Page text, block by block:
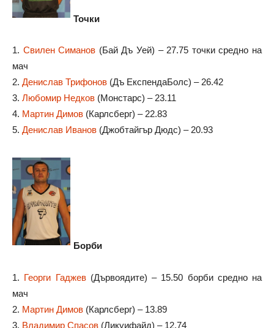
Точки
1. Свилен Симанов (Бай Дъ Уей) – 27.75 точки средно на
мач
2. Денислав Трифонов (Дъ ЕкспендаБолс) – 26.42
3. Любомир Недков (Монстарс) – 23.11
4. Мартин Димов (Карлсберг) – 22.83
5. Денислав Иванов (Джобтайгър Дюдс) – 20.93
Борби
1. Георги Гаджев(Дървоядите) – 15.50 борби средно на
мач
2. Мартин Димов (Карлсберг) – 13.89
3. Владимир Спасов (Ликуифайд) – 12.74